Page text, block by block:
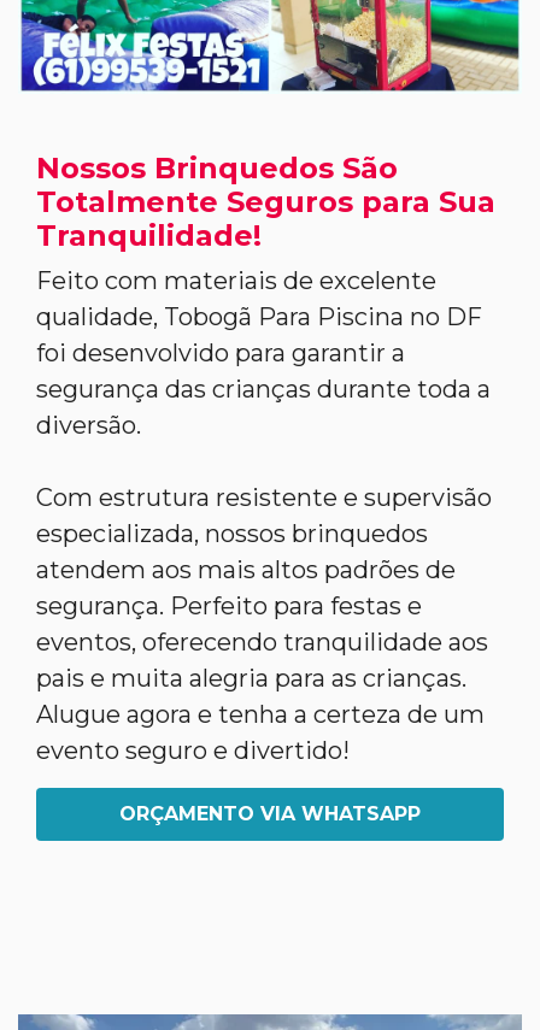
Nossos Brinquedos São
Totalmente Seguros para Sua
Tranquilidade!
Feito com materiais de excelente
qualidade, Tobogã Para Piscina no DF
foi desenvolvido para garantir a
segurança das crianças durante toda a
diversão.
Com estrutura resistente e supervisão
especializada, nossos brinquedos
atendem aos mais altos padrões de
segurança. Perfeito para festas e
eventos, oferecendo tranquilidade aos
pais e muita alegria para as crianças.
Alugue agora e tenha a certeza de um
evento seguro e divertido!
ORÇAMENTO VIA WHATSAPP